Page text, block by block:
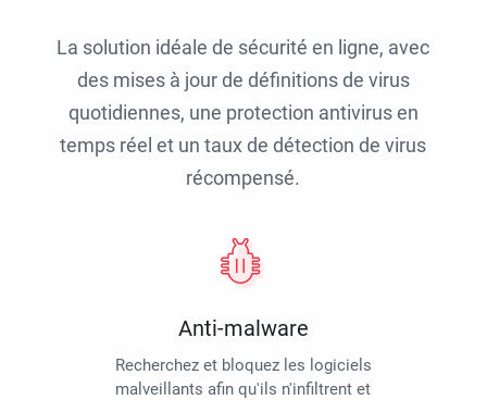
La solution idéale de sécurité en ligne, avec
des mises à jour de définitions de virus
quotidiennes, une protection antivirus en
temps réel et un taux de détection de virus
récompensé.
Anti-malware
Recherchez et bloquez les logiciels
malveillants afin qu'ils n'infiltrent et